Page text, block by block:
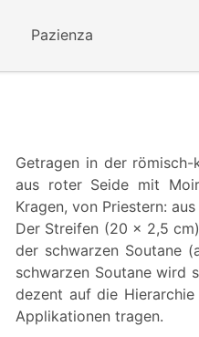
Pazienza
Getragen in der römisch-
aus roter Seide mit
Kragen, von Priestern:
Der Streifen (20 x 2,5
der schwarzen Soutane
schwarzen Soutane wird
dezent auf die
Applikationen tragen.